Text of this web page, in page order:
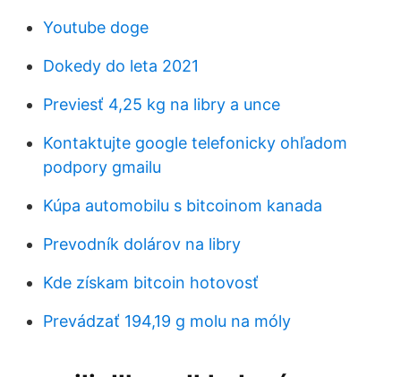
Youtube doge
Dokedy do leta 2021
Previesť 4,25 kg na libry a unce
Kontaktujte google telefonicky ohľadom
podpory gmailu
Kúpa automobilu s bitcoinom kanada
Prevodník dolárov na libry
Kde získam bitcoin hotovosť
Prevádzať 194,19 g molu na móly